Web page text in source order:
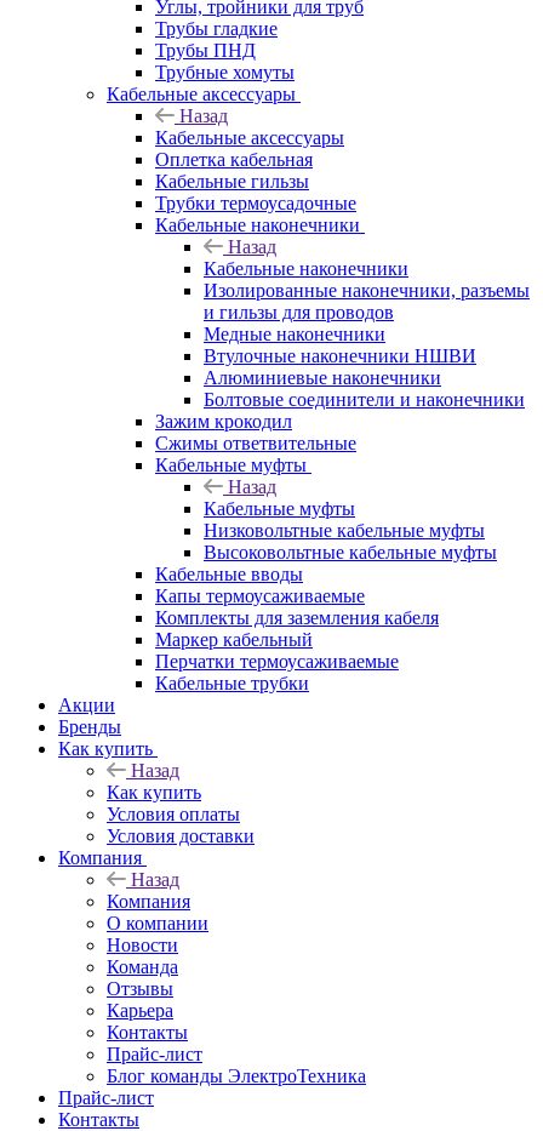
Углы, тройники для труб
Трубы гладкие
Трубы ПНД
Трубные хомуты
Кабельные аксессуары
Назад
Кабельные аксессуары
Оплетка кабельная
Кабельные гильзы
Трубки термоусадочные
Кабельные наконечники
Назад
Кабельные наконечники
Изолированные наконечники, разъемы
и гильзы для проводов
Медные наконечники
Втулочные наконечники НШВИ
Алюминиевые наконечники
Болтовые соединители и наконечники
Зажим крокодил
Сжимы ответвительные
Кабельные муфты
Назад
Кабельные муфты
Низковольтные кабельные муфты
Высоковольтные кабельные муфты
Кабельные вводы
Капы термоусаживаемые
Комплекты для заземления кабеля
Маркер кабельный
Перчатки термоусаживаемые
Кабельные трубки
Акции
Бренды
Как купить
Назад
Как купить
Условия оплаты
Условия доставки
Компания
Назад
Компания
О компании
Новости
Команда
Отзывы
Карьера
Контакты
Прайс-лист
Блог команды ЭлектроТехника
Прайс-лист
Контакты